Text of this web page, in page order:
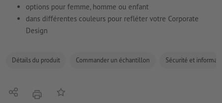
options pour femme, homme ou enfant
dans différentes couleurs pour refléter votre Corporate
Design
Détails du produit Commander un échantillon Sécurité et
PartagerimprimerAjouter à liste d'article